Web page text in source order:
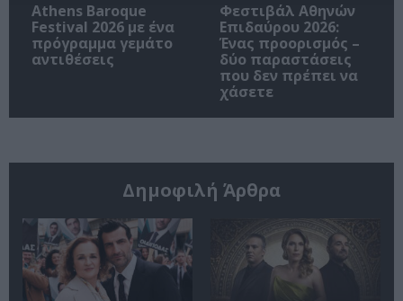
Athens Baroque
Festival 2026 με ένα
πρόγραμμα γεμάτο
αντιθέσεις
Φεστιβάλ Αθηνών
Επιδαύρου 2026:
Ένας προορισμός –
δύο παραστάσεις
που δεν πρέπει να
χάσετε
Δημοφιλή Άρθρα